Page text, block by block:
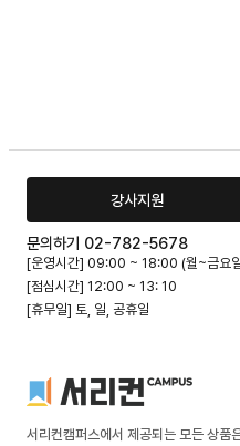
강사지원
문의하기 02-782-5678
[운영시간] 09:00 ~ 18:00 (월~금요
[점심시간] 12:00 ~ 13: 10
[휴무일] 토, 일, 공휴일
서리컨캠퍼스에서 제공되는 모든 상품